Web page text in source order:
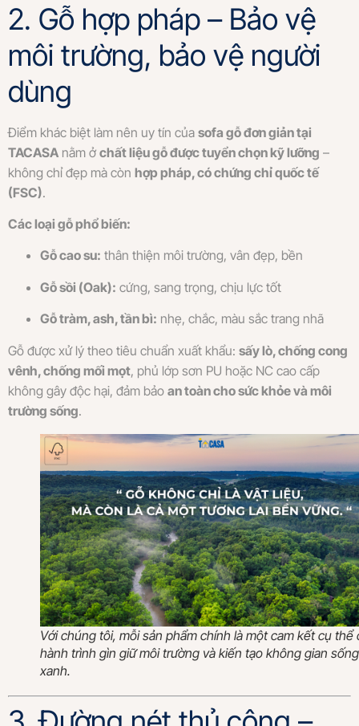
2. Gỗ hợp pháp – Bảo vệ
môi trường, bảo vệ người
dùng
Điểm khác biệt làm nên uy tín của sofa gỗ đơn giản tại
TACASA nằm ở chất liệu gỗ được tuyển chọn kỹ lưỡng –
không chỉ đẹp mà còn hợp pháp, có chứng chỉ quốc tế
(FSC).
Các loại gỗ phổ biến:
Gỗ cao su: thân thiện môi trường, vân đẹp, bền
Gỗ sồi (Oak): cứng, sang trọng, chịu lực tốt
Gỗ tràm, ash, tần bì: nhẹ, chắc, màu sắc trang nhã
Gỗ được xử lý theo tiêu chuẩn xuất khẩu: sấy lò, chống cong
vênh, chống mối mọt, phủ lớp sơn PU hoặc NC cao cấp
không gây độc hại, đảm bảo an toàn cho sức khỏe và môi
trường sống.
Với chúng tôi, mỗi sản phẩm chính là một cam kết cụ thể
hành trình gìn giữ môi trường và kiến tạo không gian sống
xanh.